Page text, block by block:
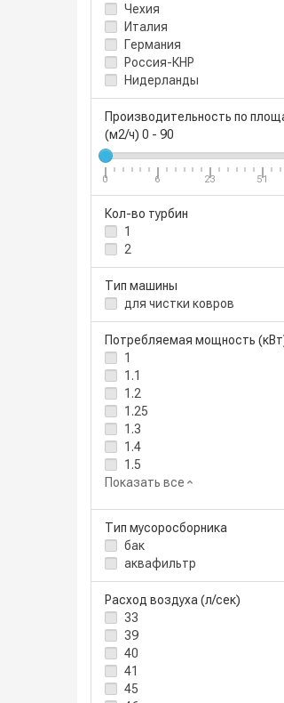
Чехия
Италия
Германия
Россия-КНР
Нидерланды
Производительность по
(м2/ч) 0 - 90
0 6 23 51
Кол-во турбин
1
2
Тип машины
для чистки ковров
Потребляемая мощность
1
1.1
1.2
1.25
1.3
1.4
1.5
Показать все
Тип мусоросборника
бак
аквафильтр
Расход воздуха (л/сек)
33
39
40
41
45